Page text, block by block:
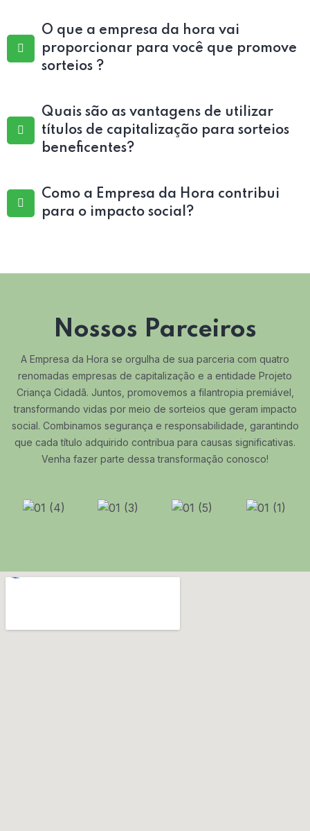
O que a empresa da hora vai
proporcionar para você que promove
sorteios ?
Quais são as vantagens de utilizar
títulos de capitalização para sorteios
beneficentes?
Como a Empresa da Hora contribui
para o impacto social?
Nossos Parceiros
A Empresa da Hora se orgulha de sua parceria com quatro
renomadas empresas de capitalização e a entidade Projeto
Criança Cidadã. Juntos, promovemos a filantropia premiável,
transformando vidas por meio de sorteios que geram impacto
social. Combinamos segurança e responsabilidade, garantindo
que cada título adquirido contribua para causas significativas.
Venha fazer parte dessa transformação conosco!